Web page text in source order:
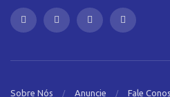
Sobre Nós Anuncie Fale